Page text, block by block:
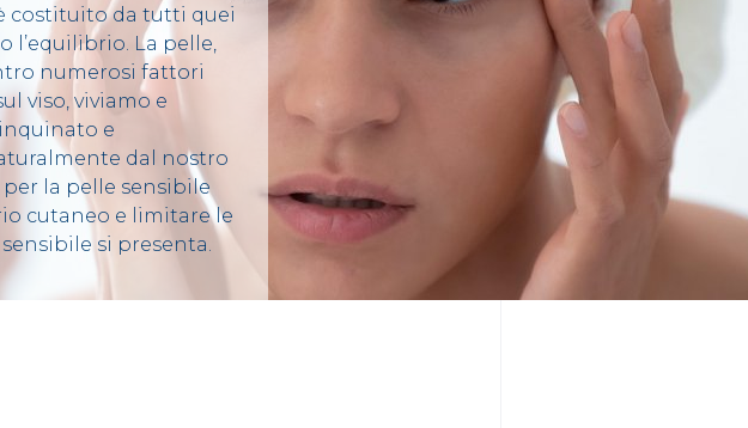
costituito da tutti quei
La pelle,
numerosi fattori
viso, viviamo e
e
dal nostro
la pelle sensibile
cutaneo e limitare le
si presenta.